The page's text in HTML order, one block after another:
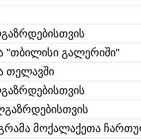
"თბილისი გალერიში"
თელავში
მოქალაქეთა